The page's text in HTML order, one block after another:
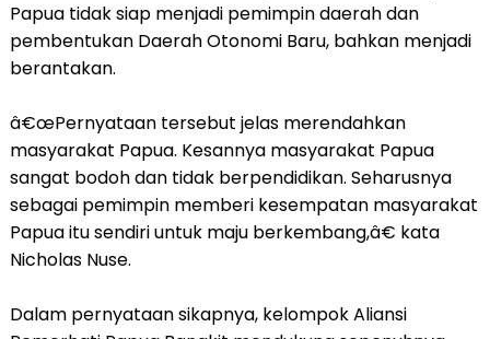
Papua tidak siap menjadi pemimpin daerah dan
pembentukan Daerah Otonomi Baru, bahkan menjadi
berantakan.
â€œPernyataan tersebut jelas merendahkan
masyarakat Papua. Kesannya masyarakat Papua
sangat bodoh dan tidak berpendidikan. Seharusnya
sebagai pemimpin memberi kesempatan masyarakat
Papua itu sendiri untuk maju berkembang,â€ kata
Nicholas Nuse.
Dalam pernyataan sikapnya, kelompok Aliansi